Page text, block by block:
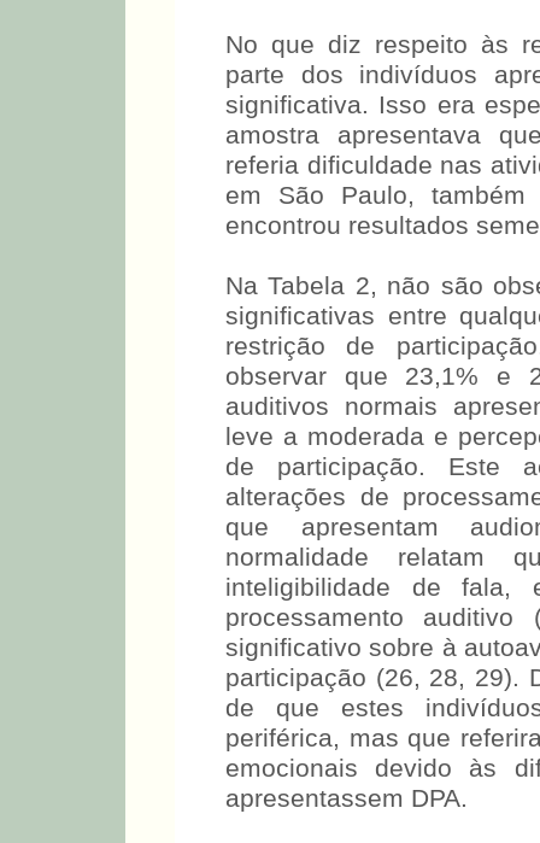
ser explicado pelas
presbiacusia (25),
amostra estudada.
No que diz respeito às
parte dos indivíduos
significativa. Isso era
referia dificuldade nas
em São Paulo,
encontrou resultados
Na Tabela 2, não são
significativas entre
restrição de
observar que 23,1% e
auditivos normais
leve a moderada e
de participação. Este
alterações de
que apresentam
normalidade relatam
inteligibilidade de fala,
processamento
significativo sobre à
participação (26, 28, 29).